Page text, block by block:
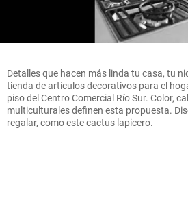
Detalles que hacen más linda tu casa, tu
tienda de artículos decorativos para el
piso del Centro Comercial Río Sur. Color,
multiculturales definen esta propuesta.
regalar, como este cactus lapicero.